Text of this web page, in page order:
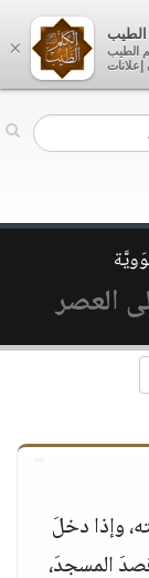
العصر
وإذا دخلَ
المسجدَ،
×
الطيب
الطيب